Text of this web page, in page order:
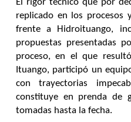
El rigor técnico que por
replicado en los procesos
frente a Hidroituango,
propuestas presentadas
proceso, en el que
Ituango, participó un
con trayectorias
constituye en prenda de
tomadas hasta la fecha.